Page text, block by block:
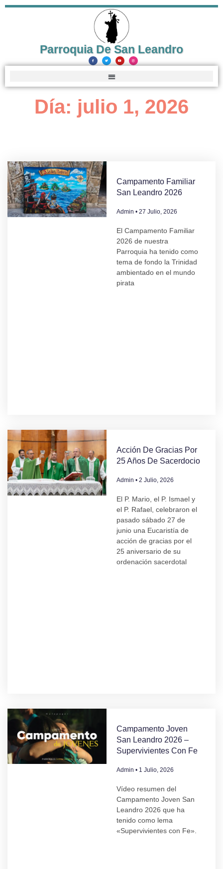
Parroquia De San Leandro
Día: julio 1, 2026
Campamento Familiar
San Leandro 2026
Admin 27 Julio, 2026
El Campamento Familiar
2026 de nuestra
Parroquia ha tenido como
tema de fondo la Trinidad
ambientado en el mundo
pirata
Acción De Gracias Por
25 Años De Sacerdocio
Admin 2 Julio, 2026
El P. Mario, el P. Ismael y
el P. Rafael, celebraron el
pasado sábado 27 de
junio una Eucaristía de
acción de gracias por el
25 aniversario de su
ordenación sacerdotal
Campamento Joven
San Leandro 2026 –
Supervivientes Con Fe
Admin 1 Julio, 2026
Vídeo resumen del
Campamento Joven San
Leandro 2026 que ha
tenido como lema
«Supervivientes con Fe».